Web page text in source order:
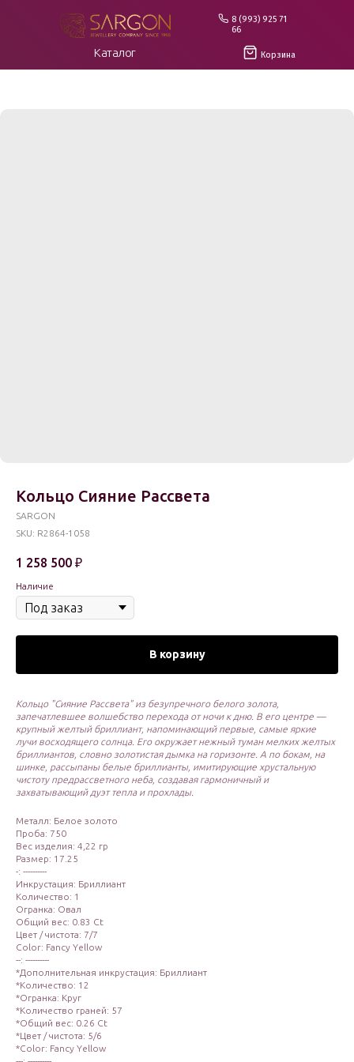
8 (993) 925 71
66
Корзина
Каталог
Кольцо Сияние Рассвета
SARGON
SKU: R2864-1058
1 258 500 ₽
Наличие
В корзину
Кольцо "Сияние Рассвета" из безупречного белого золота,
запечатлевшее волшебство перехода от ночи к дню. В его центре —
крупный желтый бриллиант, напоминающий первые, самые яркие
лучи восходящего солнца. Его окружает нежный туман мелких желтых
бриллиантов, словно золотистая дымка на горизонте. А по бокам, на
шинке, рассыпаны белые бриллианты, имитирующие хрустальную
чистоту предрассветного неба, создавая гармоничный и
захватывающий дуэт тепла и прохлады.
Металл: Белое золото
Проба: 750
Вес изделия: 4,22 гр
Размер: 17.25
-: ----------
Инкрустация: Бриллиант
Количество: 1
Огранка: Овал
Общий вес: 0.83 Ct
Цвет / чистота: 7/7
Color: Fancy Yellow
--: ----------
*Дополнительная инкрустация: Бриллиант
*Количество: 12
*Огранка: Круг
*Количество граней: 57
*Общий вес: 0.26 Ct
*Цвет / чистота: 5/6
*Color: Fancy Yellow